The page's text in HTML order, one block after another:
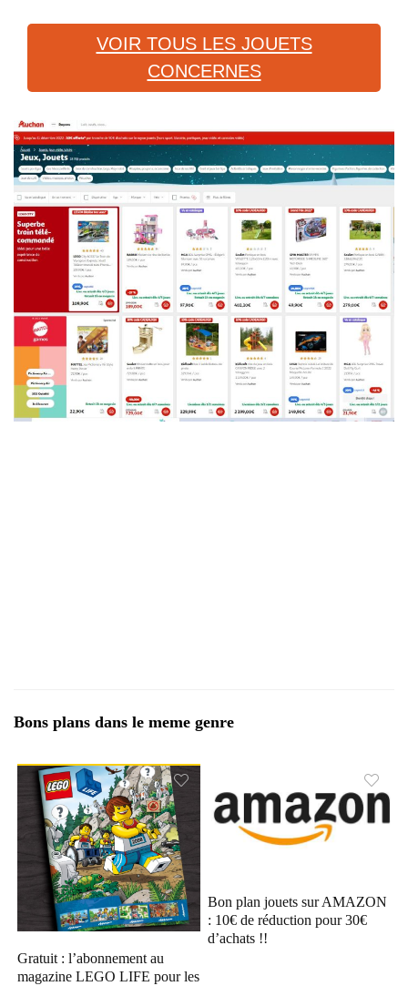
VOIR TOUS LES JOUETS
CONCERNES
Bons plans dans le meme genre
Gratuit : l’abonnement au
magazine LEGO LIFE pour les
Bon plan jouets sur AMAZON
: 10€ de réduction pour 30€
d’achats !!